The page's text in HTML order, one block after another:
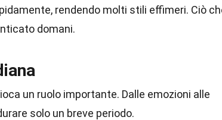
rendendo molti stili effimeri. Ciò
domani.
un ruolo importante. Dalle emozioni alle
solo un breve periodo.